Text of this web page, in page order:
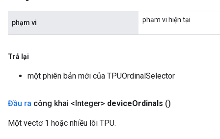
phạm vi phạm vi hiện tại
Trả lại
một phiên bản mới của TPUOrdinalSelector
Đầu ra công khai <Integer> deviceOrdinals ()
Một vectơ 1 hoặc nhiều lõi TPU.